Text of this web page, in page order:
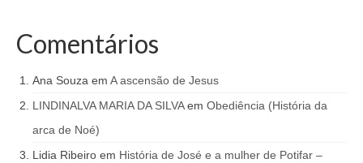
Comentários
Ana Souza em A ascensão de Jesus
LINDINALVA MARIA DA SILVAem Obediência (História da
arca de Noé)
Lidia Ribeiro em História de José e a mulher de Potifar –